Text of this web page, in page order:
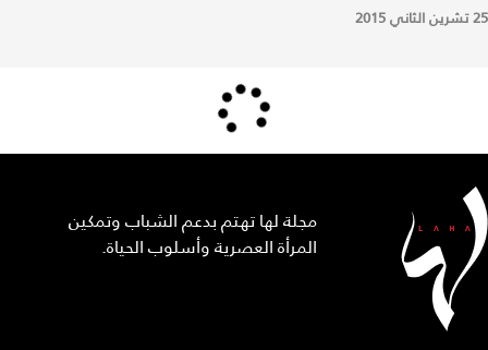
25 تشرين الثاني 2015
مجلة لها تهتم بدعم الشباب وتمكين
المرأة العصرية وأسلوب الحياة.